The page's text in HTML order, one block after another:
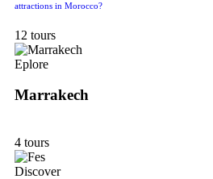
attractions in Morocco?
12 tours
Eplore
Marrakech
4 tours
Discover